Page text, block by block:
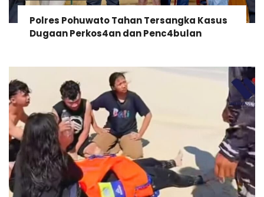
Polres Pohuwato Tahan Tersangka Kasus
Dugaan Perkos4an dan Penc4bulan